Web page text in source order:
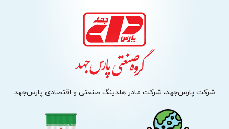
شرکت پارس‌جهد، شرکت مادر هلدینگ صنعتی و اقتصادی پارس‌جهد